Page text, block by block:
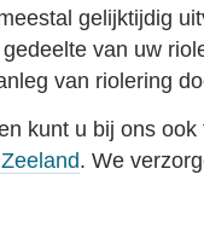
gelijktijdig
van uw
van riolering
kunt u bij ons
. We